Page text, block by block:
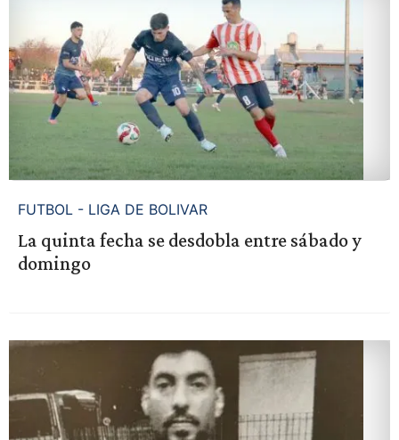
FUTBOL - LIGA DE BOLIVAR
La quinta fecha se desdobla entre sábado y
domingo